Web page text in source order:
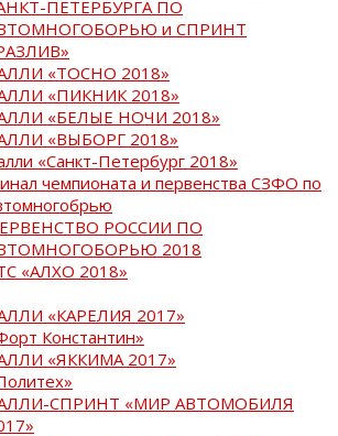
ПЕТЕРБУРГА ПО
и СПРИНТ
«ТОСНО 2018»
«ПИКНИК 2018»
«БЕЛЫЕ НОЧИ 2018»
«ВЫБОРГ 2018»
«Санкт-Петербург 2018»
чемпионата и первенства СЗФО по
РОССИИ ПО
2018
«АЛХО 2018»
«КАРЕЛИЯ 2017»
Константин»
«ЯККИМА 2017»
СПРИНТ «МИР АВТОМОБИЛЯ